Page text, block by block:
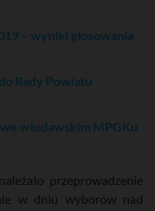
– wyniki głosowania
Rady Powiatu
włodawskim MPGKu
przeprowadzenie
w dniu wyborów nad